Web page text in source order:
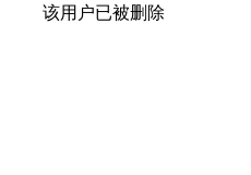
该用户已被删除